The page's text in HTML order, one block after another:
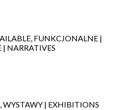
FUNKCJONALNE |
NARRATIVES
WYSTAWY | EXHIBITIONS